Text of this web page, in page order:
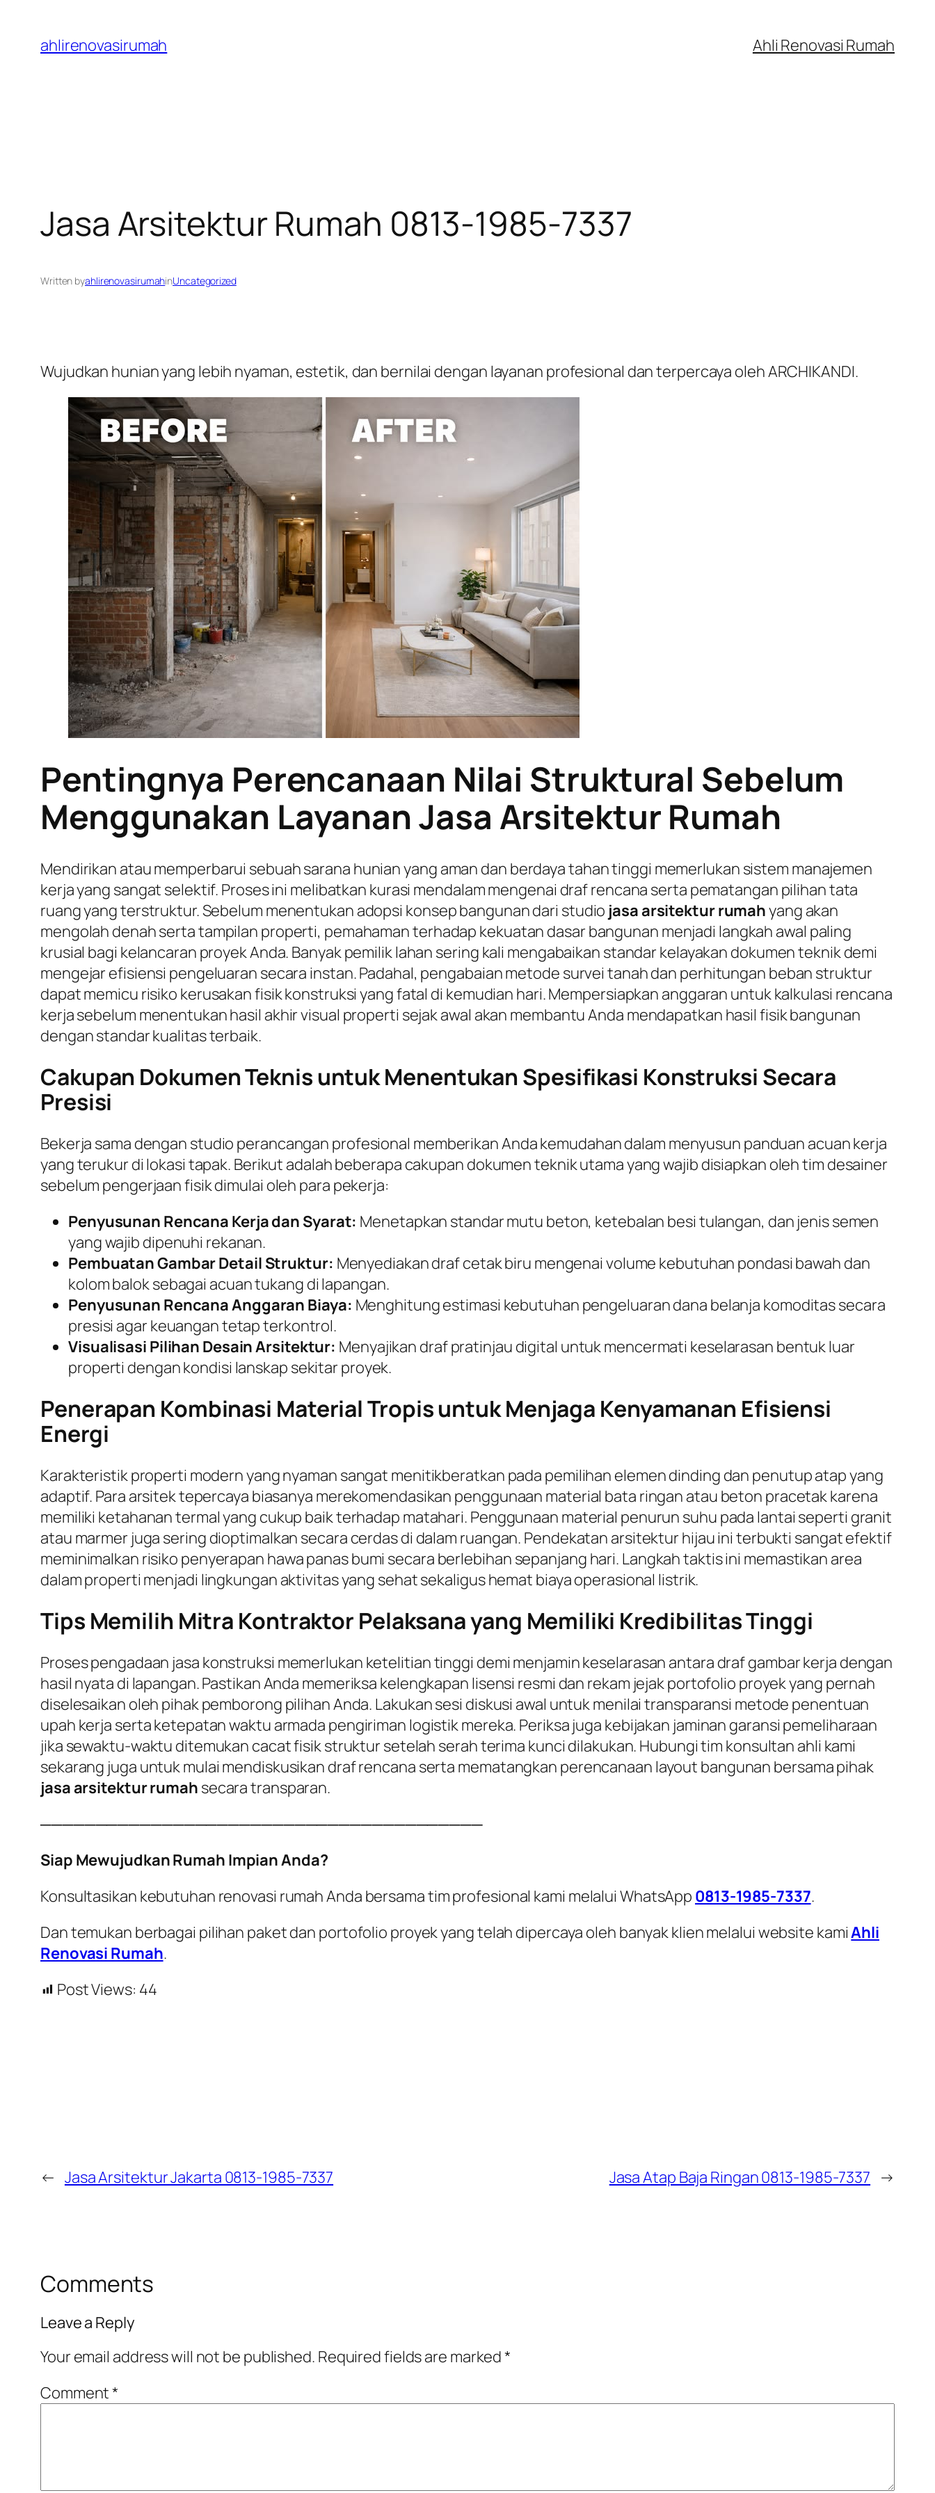
content
ahlirenovasirumah Ahli Renovasi Rumah
Jasa Arsitektur Rumah 0813-1985-7337
Written byahlirenovasirumahinUncategorized
Wujudkan hunian yang lebih nyaman, estetik, dan bernilai dengan layanan profesional dan terpercaya oleh ARCHIKANDI.
Pentingnya Perencanaan Nilai Struktural Sebelum
Menggunakan Layanan Jasa Arsitektur Rumah
Mendirikan atau memperbarui sebuah sarana hunian yang aman dan berdaya tahan tinggi memerlukan sistem manajemen
kerja yang sangat selektif. Proses ini melibatkan kurasi mendalam mengenai draf rencana serta pematangan pilihan tata
ruang yang terstruktur. Sebelum menentukan adopsi konsep bangunan dari studio jasa arsitektur rumahyang akan
mengolah denah serta tampilan properti, pemahaman terhadap kekuatan dasar bangunan menjadi langkah awal paling
krusial bagi kelancaran proyek Anda. Banyak pemilik lahan sering kali mengabaikan standar kelayakan dokumen teknik demi
mengejar efisiensi pengeluaran secara instan. Padahal, pengabaian metode survei tanah dan perhitungan beban struktur
dapat memicu risiko kerusakan fisik konstruksi yang fatal di kemudian hari. Mempersiapkan anggaran untuk kalkulasi rencana
kerja sebelum menentukan hasil akhir visual properti sejak awal akan membantu Anda mendapatkan hasil fisik bangunan
dengan standar kualitas terbaik.
Cakupan Dokumen Teknis untuk Menentukan Spesifikasi Konstruksi Secara
Presisi
Bekerja sama dengan studio perancangan profesional memberikan Anda kemudahan dalam menyusun panduan acuan kerja
yang terukur di lokasi tapak. Berikut adalah beberapa cakupan dokumen teknik utama yang wajib disiapkan oleh tim desainer
sebelum pengerjaan fisik dimulai oleh para pekerja:
Penyusunan Rencana Kerja dan Syarat: Menetapkan standar mutu beton, ketebalan besi tulangan, dan jenis semen
yang wajib dipenuhi rekanan.
Pembuatan Gambar Detail Struktur: Menyediakan draf cetak biru mengenai volume kebutuhan pondasi bawah dan
kolom balok sebagai acuan tukang di lapangan.
Penyusunan Rencana Anggaran Biaya: Menghitung estimasi kebutuhan pengeluaran dana belanja komoditas secara
presisi agar keuangan tetap terkontrol.
Visualisasi Pilihan Desain Arsitektur: Menyajikan draf pratinjau digital untuk mencermati keselarasan bentuk luar
properti dengan kondisi lanskap sekitar proyek.
Penerapan Kombinasi Material Tropis untuk Menjaga Kenyamanan Efisiensi
Energi
Karakteristik properti modern yang nyaman sangat menitikberatkan pada pemilihan elemen dinding dan penutup atap yang
adaptif. Para arsitek tepercaya biasanya merekomendasikan penggunaan material bata ringan atau beton pracetak karena
memiliki ketahanan termal yang cukup baik terhadap matahari. Penggunaan material penurun suhu pada lantai seperti granit
atau marmer juga sering dioptimalkan secara cerdas di dalam ruangan. Pendekatan arsitektur hijau ini terbukti sangat efektif
meminimalkan risiko penyerapan hawa panas bumi secara berlebihan sepanjang hari. Langkah taktis ini memastikan area
dalam properti menjadi lingkungan aktivitas yang sehat sekaligus hemat biaya operasional listrik.
Tips Memilih Mitra Kontraktor Pelaksana yang Memiliki Kredibilitas Tinggi
Proses pengadaan jasa konstruksi memerlukan ketelitian tinggi demi menjamin keselarasan antara draf gambar kerja dengan
hasil nyata di lapangan. Pastikan Anda memeriksa kelengkapan lisensi resmi dan rekam jejak portofolio proyek yang pernah
diselesaikan oleh pihak pemborong pilihan Anda. Lakukan sesi diskusi awal untuk menilai transparansi metode penentuan
upah kerja serta ketepatan waktu armada pengiriman logistik mereka. Periksa juga kebijakan jaminan garansi pemeliharaan
jika sewaktu-waktu ditemukan cacat fisik struktur setelah serah terima kunci dilakukan. Hubungi tim konsultan ahli kami
sekarang juga untuk mulai mendiskusikan draf rencana serta mematangkan perencanaan layout bangunan bersama pihak
jasa arsitektur rumah secara transparan.
────────────────────────────────────────
Siap Mewujudkan Rumah Impian Anda?
Konsultasikan kebutuhan renovasi rumah Anda bersama tim profesional kami melalui WhatsApp 0813-1985-7337.
Dan temukan berbagai pilihan paket dan portofolio proyek yang telah dipercaya oleh banyak klien melalui website kamiAhli
Renovasi Rumah.
Post Views: 44
← Jasa Arsitektur Jakarta 0813-1985-7337 Jasa Atap Baja Ringan 0813-1985-7337 →
Comments
Leave a Reply
Your email address will not be published. Required fields are marked*
Comment*